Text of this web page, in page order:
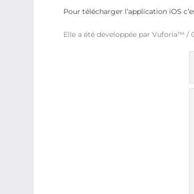
Pour télécharger l’application iOS
Elle a été développée par Vuforia™ /